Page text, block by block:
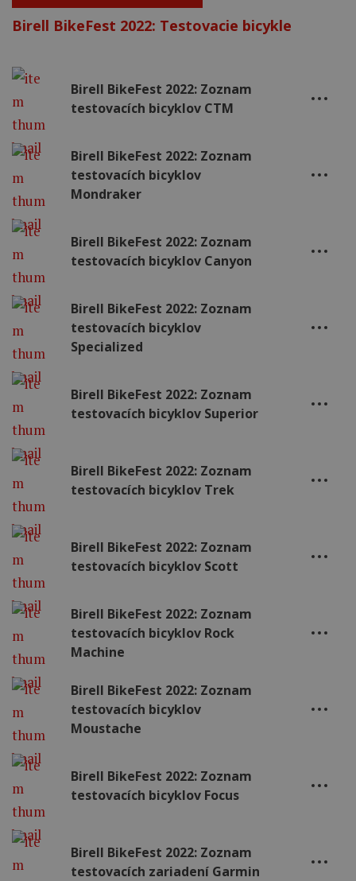
Birell BikeFest 2022: Testovacie bicykle
Birell BikeFest 2022: Zoznam
testovacích bicyklov CTM
Birell BikeFest 2022: Zoznam
testovacích bicyklov
Mondraker
Birell BikeFest 2022: Zoznam
testovacích bicyklov Canyon
Birell BikeFest 2022: Zoznam
testovacích bicyklov
Specialized
Birell BikeFest 2022: Zoznam
testovacích bicyklov Superior
Birell BikeFest 2022: Zoznam
testovacích bicyklov Trek
Birell BikeFest 2022: Zoznam
testovacích bicyklov Scott
Birell BikeFest 2022: Zoznam
testovacích bicyklov Rock
Machine
Birell BikeFest 2022: Zoznam
testovacích bicyklov
Moustache
Birell BikeFest 2022: Zoznam
testovacích bicyklov Focus
Birell BikeFest 2022: Zoznam
testovacích zariadení Garmin